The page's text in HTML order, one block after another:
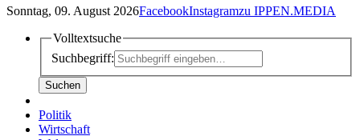
Sonntag, 09. August 2026FacebookInstagramzu IPPEN.MEDIA
Volltextsuche
Suchbegriff:
Suchen
Politik
Wirtschaft